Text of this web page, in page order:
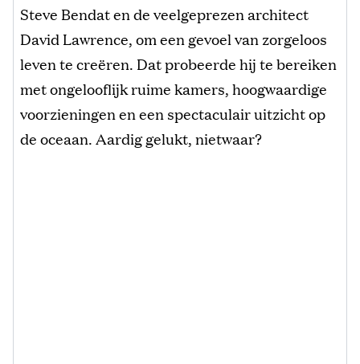
Steve Bendat en de veelgeprezen architect
David Lawrence, om een ​​gevoel van zorgeloos
leven te creëren. Dat probeerde hij te bereiken
met ongelooflijk ruime kamers, hoogwaardige
voorzieningen en een spectaculair uitzicht op
de oceaan. Aardig gelukt, nietwaar?